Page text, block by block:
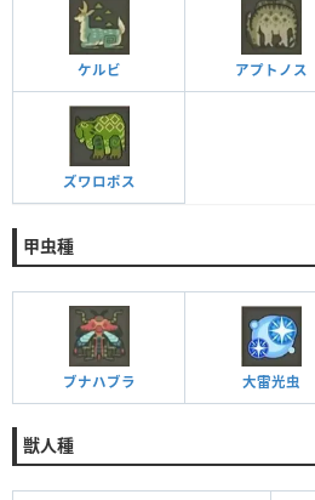
ケルビ アプトノス
ズワロポス
甲虫種
ブナハブラ 大雷光虫
獣人種